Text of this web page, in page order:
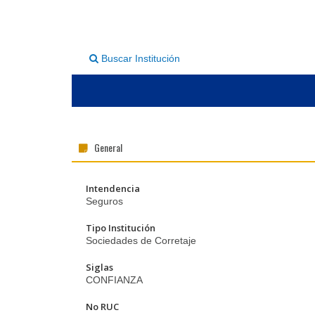
Buscar Institución
General
Intendencia
Seguros
Tipo Institución
Sociedades de Corretaje
Siglas
CONFIANZA
No RUC